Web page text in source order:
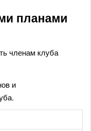
планами
членам клуба
и